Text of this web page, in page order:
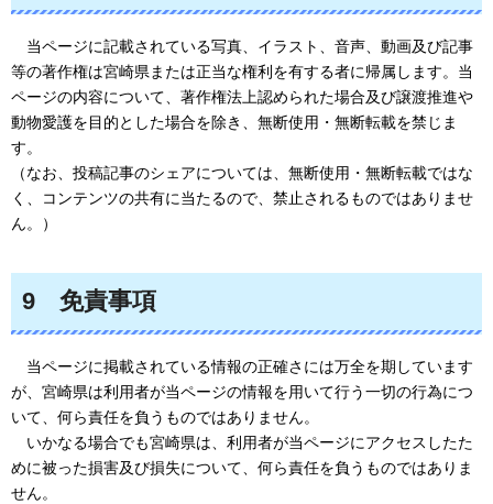
当ページに記載されている写真、イラスト、音声、動画及び記事
等の著作権は宮崎県または正当な権利を有する者に帰属します。当
ページの内容について、著作権法上認められた場合及び譲渡推進や
動物愛護を目的とした場合を除き、無断使用・無断転載を禁じま
す。
（なお、投稿記事のシェアについては、無断使用・無断転載ではな
く、コンテンツの共有に当たるので、禁止されるものではありませ
ん。）
9 免責事項
当ページに掲載されている情報の正確さには万全を期しています
が、宮崎県は利用者が当ページの情報を用いて行う一切の行為につ
いて、何ら責任を負うものではありません。
いかなる場合でも宮崎県は、利用者が当ページにアクセスしたた
めに被った損害及び損失について、何ら責任を負うものではありま
せん。